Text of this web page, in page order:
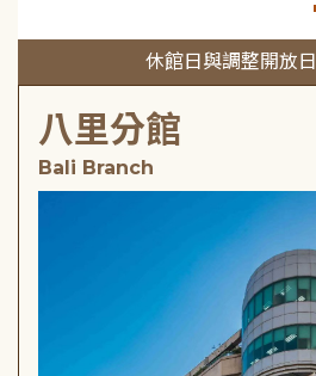
休館日與調整開放
八里分館
Bali Branch